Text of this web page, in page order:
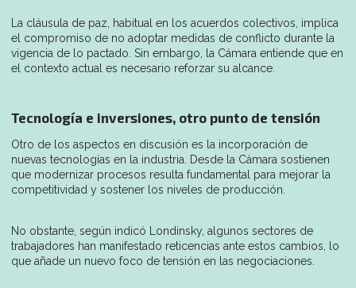
La cláusula de paz, habitual en los acuerdos colectivos, implica
el compromiso de no adoptar medidas de conflicto durante la
vigencia de lo pactado. Sin embargo, la Cámara entiende que en
el contexto actual es necesario reforzar su alcance.
Tecnología e inversiones, otro punto de tensión
Otro de los aspectos en discusión es la incorporación de
nuevas tecnologías en la industria. Desde la Cámara sostienen
que modernizar procesos resulta fundamental para mejorar la
competitividad y sostener los niveles de producción.
No obstante, según indicó Londinsky, algunos sectores de
trabajadores han manifestado reticencias ante estos cambios, lo
que añade un nuevo foco de tensión en las negociaciones.